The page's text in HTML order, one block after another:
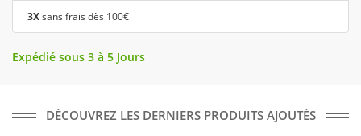
3Xsans frais dès 100€
Expédié sous 3 à 5 Jours
DÉCOUVREZ LES DERNIERS PRODUITS AJOUTÉS